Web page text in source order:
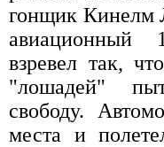
гонщик Кинелм
авиационный
взревел так,
"лошадей"
свободу.
места и